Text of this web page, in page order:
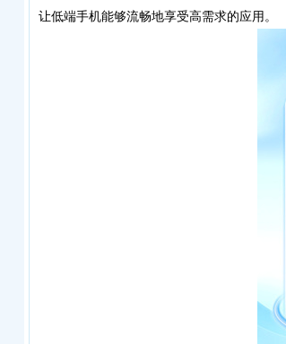
让低端手机能够流畅地享受高需求的应用。